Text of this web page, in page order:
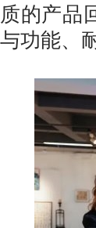
质的产品
与功能、